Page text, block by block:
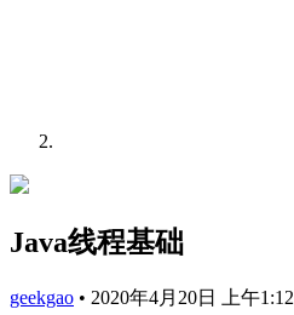
Java线程基础
geekgao • 2020年4月20日 上午1:12